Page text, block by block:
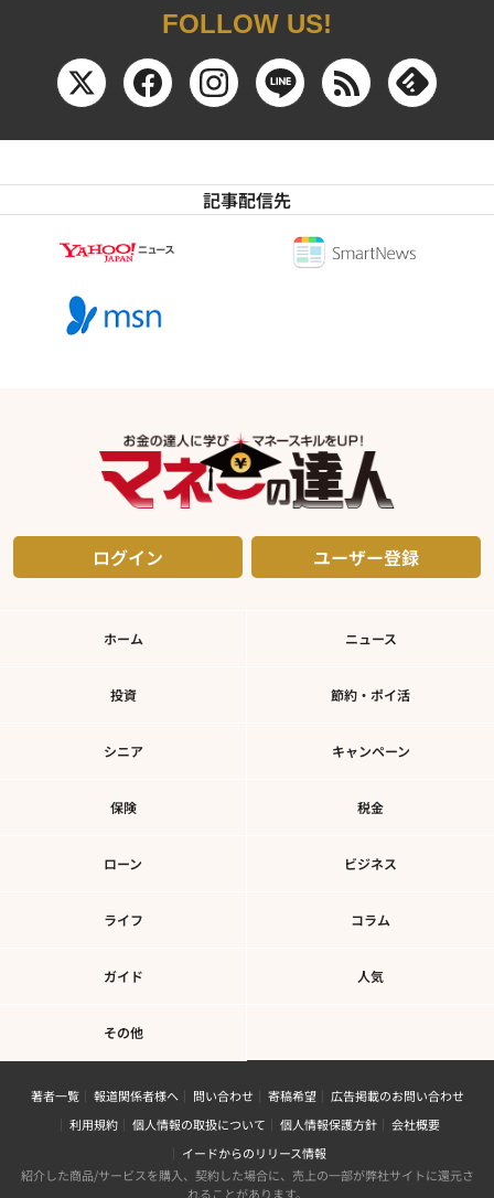
FOLLOW US!
記事配信先
ログイン ユーザー登録
ホーム ニュース
投資 節約・ポイ活
シニア キャンペーン
保険 税金
ローン ビジネス
ライフ コラム
ガイド 人気
その他
著者一覧 報道関係者様へ 問い合わせ 寄稿希望
広告掲載のお問い合わせ
利用規約
個人情報の取扱について 個人情報保護方針
会社概要
イードからのリリース情報
紹介した商品/サービスを購入、契約した場合に、売上の一部が弊社サイトに還元さ
れることがあります。